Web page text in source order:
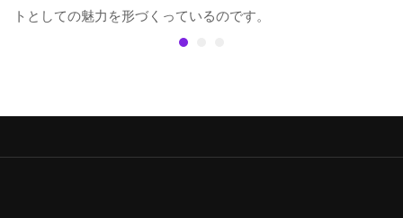
トとしての魅力を形づくっているのです。